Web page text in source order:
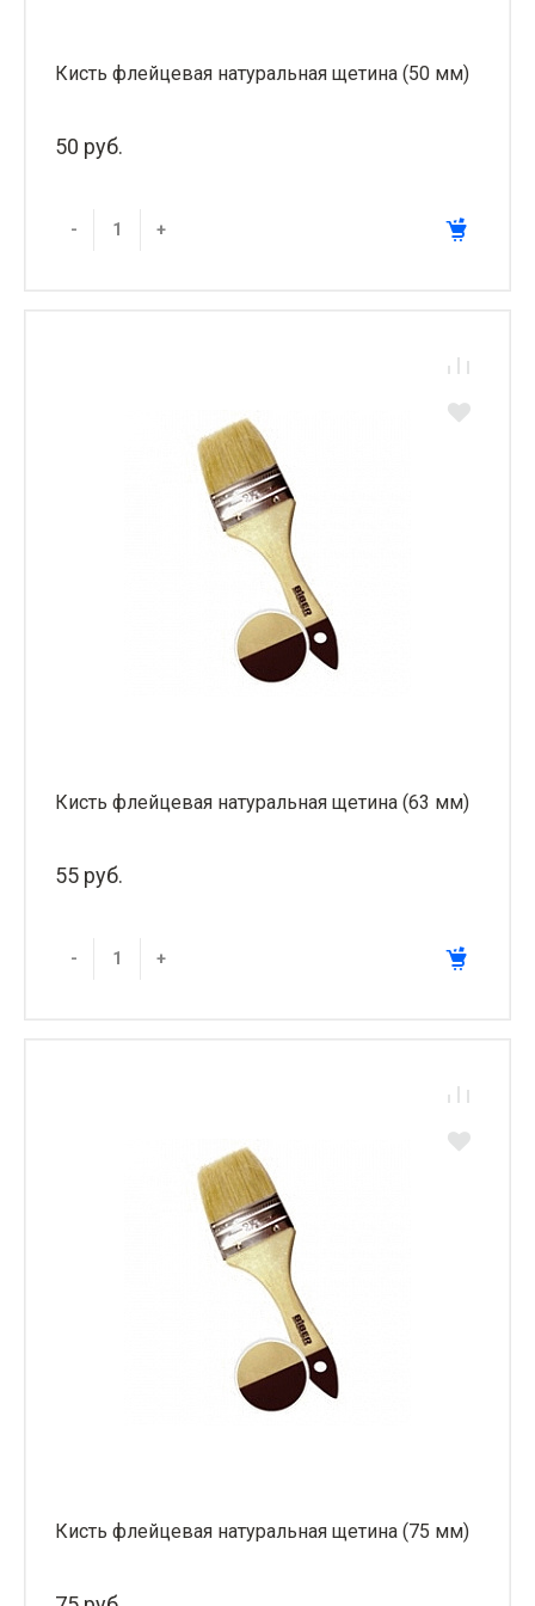
Кисть флейцевая натуральная щетина (50 мм)
50 руб.
- +
Кисть флейцевая натуральная щетина (63 мм)
55 руб.
- +
Кисть флейцевая натуральная щетина (75 мм)